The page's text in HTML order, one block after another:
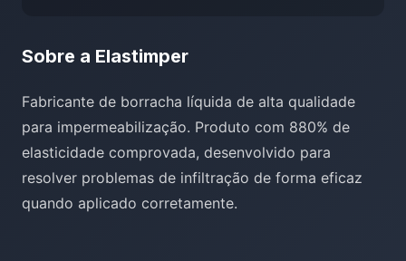
Sobre a Elastimper
Fabricante de borracha líquida de alta qualidade
para impermeabilização. Produto com 880% de
elasticidade comprovada, desenvolvido para
resolver problemas de infiltração de forma eficaz
quando aplicado corretamente.